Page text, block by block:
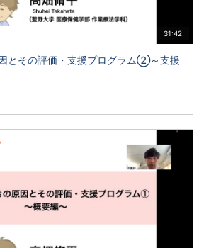
31:42
とその評価・支援プログラム②～支援